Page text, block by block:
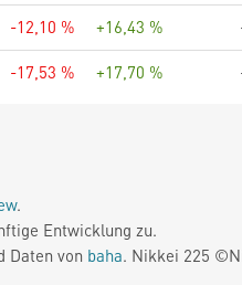
-12,10 % +16,43 %
-17,53 % +17,70 %
.
Entwicklung zu.
Daten von baha. Nikkei 225